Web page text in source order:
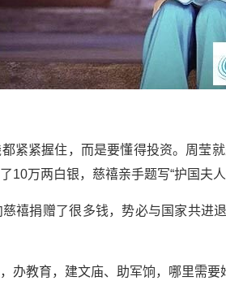
紧紧握住，而是要懂得投资。周莹
10万两白银，慈禧亲手题写“护国夫人
慈禧捐赠了很多钱，势必与国家共进
办教育，建文庙、助军饷，哪里需要